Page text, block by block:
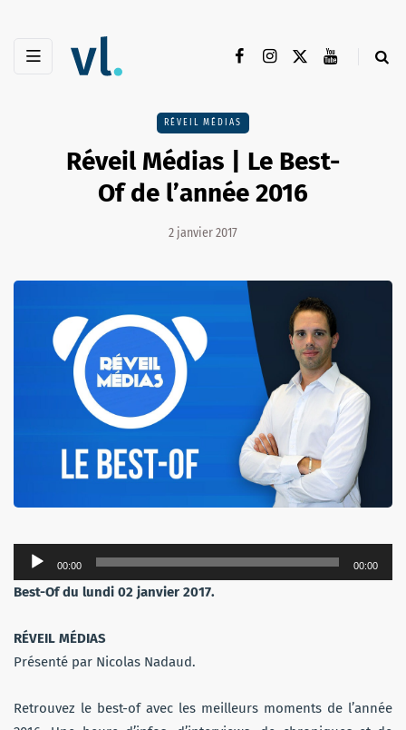
RÉVEIL MÉDIAS
Réveil Médias | Le Best-
Of de l’année 2016
2 janvier 2017
Lecteur
audio
00:00 00:00
Best-Of du lundi 02 janvier 2017.
RÉVEIL MÉDIAS
Présenté par Nicolas Nadaud.
Retrouvez le best-of avec les meilleurs moments de l’année